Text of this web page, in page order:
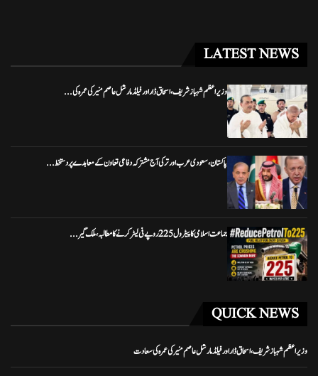
LATEST NEWS
وزیراعظم شہباز شریف، اسحاق ڈار اور فیلڈ مارشل عاصم منیر کی عمرہ کی...
پاکستان، سعودی عرب اور ترکی آج مشترکہ دفاعی تعاون کے معاہدے پر دستخط...
جماعت اسلامی کا پیٹرول 225 روپے فی لیٹر کرنے کا مطالبہ، ملک گیر...
QUICK NEWS
وزیراعظم شہباز شریف، اسحاق ڈار اور فیلڈ مارشل عاصم منیر کی عمرہ کی سعادت